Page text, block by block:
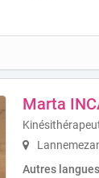
Marta
Autres